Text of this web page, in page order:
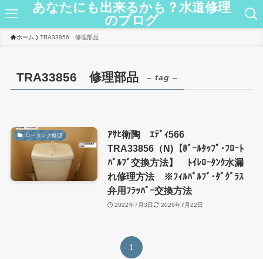
あなたにも出来るかも？水道修理
のブログ
ホーム TRA33856 修理部品
TRA33856 修理部品 – tag –
ロータンク修理
ｱｻﾋ衛陶 ｴﾃﾞｨ566
TRA33856（N)【ﾎﾞｰﾙﾀｯﾌﾟ･ﾌﾛｰﾄ
ﾊﾞﾙﾌﾞ交換方法】 ﾄｲﾚﾛｰﾀﾝｸ水漏
れ修理方法 ※ﾌｨﾙﾊﾞﾙﾌﾞ･ﾀﾞｸﾞﾗｽ
弁用ﾌﾗｯﾊﾟｰ交換方法
2022年7月3日 2026年7月22日
1